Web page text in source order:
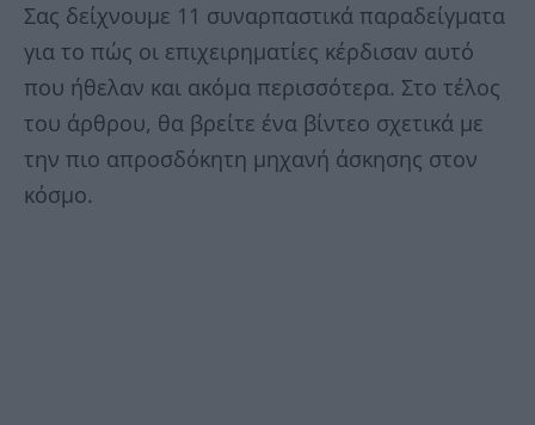
Σας δείχνουμε 11 συναρπαστικά παραδείγματα
για το πώς οι επιχειρηματίες κέρδισαν αυτό
που ήθελαν και ακόμα περισσότερα. Στο τέλος
του άρθρου, θα βρείτε ένα βίντεο σχετικά με
την πιο απροσδόκητη μηχανή άσκησης στον
κόσμο.